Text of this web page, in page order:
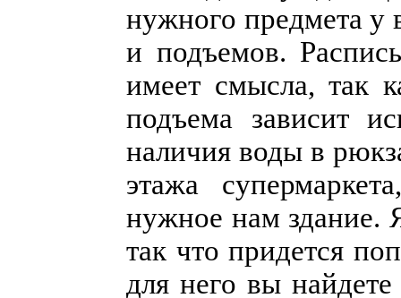
нужного предмета у
и подъемов.
имеет смысла, так
подъема зависит
наличия воды в
этажа
нужное нам здание.
так что придется
для него вы